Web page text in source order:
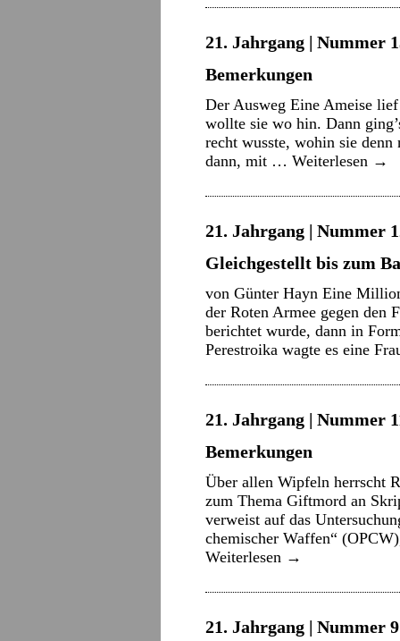
21. Jahrgang | Nummer
Bemerkungen
Der Ausweg Eine Ameise
wollte sie wo hin. Dann
recht wusste, wohin sie denn
dann, mit … Weiterlesen →
21. Jahrgang | Nummer
Gleichgestellt bis zum
von Günter Hayn Eine
der Roten Armee gegen den
berichtet wurde, dann in
Perestroika wagte es eine
21. Jahrgang | Nummer
Bemerkungen
Über allen Wipfeln herrscht
zum Thema Giftmord an
verweist auf das
chemischer Waffen“
Weiterlesen →
21. Jahrgang | Nummer